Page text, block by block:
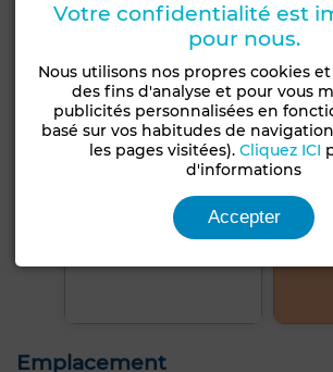
+2
Emplacement
Votre confidentialité est
pour nous.
Nous utilisons nos propres cookies
des fins d'analyse et pour vous
publicités personnalisées en
basé sur vos habitudes de
les pages visitées). Cliquez ICI
d'informations
Accepter